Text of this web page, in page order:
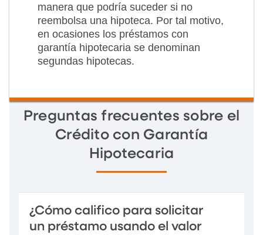
manera que podría suceder si no
reembolsa una hipoteca. Por tal motivo,
en ocasiones los préstamos con
garantía hipotecaria se denominan
segundas hipotecas.
Preguntas frecuentes sobre el
Crédito con Garantía
Hipotecaria
¿Cómo califico para solicitar
un préstamo usando el valor